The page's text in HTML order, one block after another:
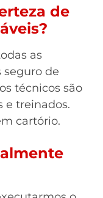
de
as
seguro de
técnicos são
e treinados.
cartório.